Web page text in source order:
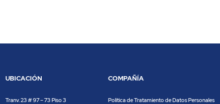
UBICACIÓN
Tranv. 23 # 97 – 73 Piso 3
COMPAÑÍA
Política de Tratamiento de Datos Personales